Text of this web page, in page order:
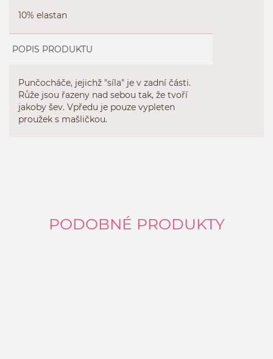
10% elastan
POPIS PRODUKTU
Punčocháče, jejichž "síla" je v zadní části.
Růže jsou řazeny nad sebou tak, že tvoří
jakoby šev. Vpředu je pouze vypleten
proužek s mašličkou.
PODOBNÉ PRODUKTY